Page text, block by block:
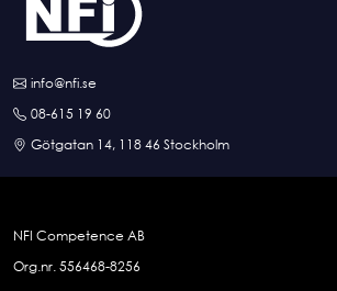
info@nfi.se
08-615 19 60
Götgatan 14, 118 46 Stockholm
NFI Competence AB
Org.nr. 556468-8256